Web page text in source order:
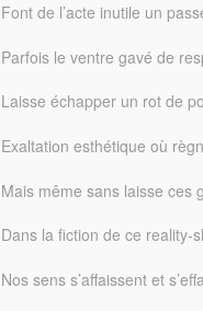
Font de l’acte inutile un
Parfois le ventre gavé de
Laisse échapper un rot de
Exaltation esthétique où
Mais même sans laisse ces
Dans la fiction de ce reality-
Nos sens s’affaissent et